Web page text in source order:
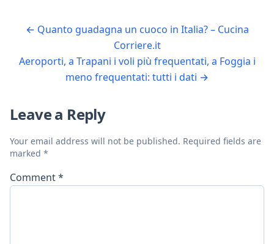
← Quanto guadagna un cuoco in Italia? – Cucina
Corriere.it
Aeroporti, a Trapani i voli più frequentati, a Foggia i
meno frequentati: tutti i dati →
Leave a Reply
Your email address will not be published. Required fields are
marked *
Comment*